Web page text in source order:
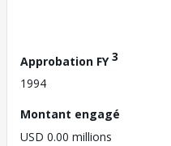
Approbation FY3
1994
Montant engagé
USD 0.00 millions